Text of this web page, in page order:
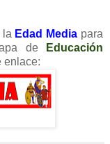
la Edad Media para
de
Educación
enlace: